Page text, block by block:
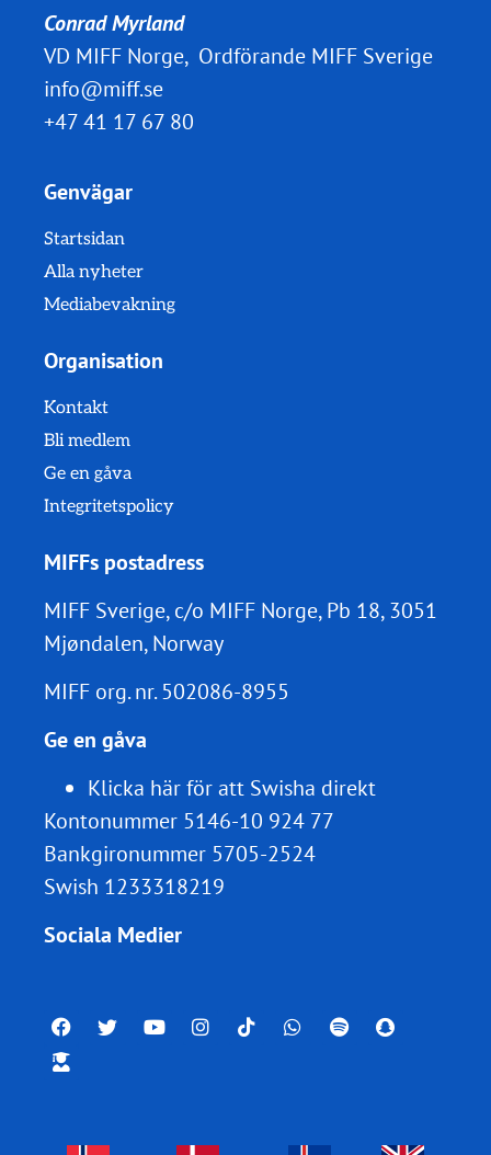
Conrad Myrland
VD MIFF Norge, Ordförande MIFF Sverige
info@miff.se
+47 41 17 67 80
Genvägar
Startsidan
Alla nyheter
Mediabevakning
Organisation
Kontakt
Bli medlem
Ge en gåva
Integritetspolicy
MIFFs postadress
MIFF Sverige, c/o MIFF Norge, Pb 18, 3051
Mjøndalen, Norway
MIFF org. nr.502086-8955
Ge en gåva
Klicka här för att Swisha direkt
Kontonummer 5146-10 924 77
Bankgironummer 5705-2524
Swish 1233318219
Sociala Medier